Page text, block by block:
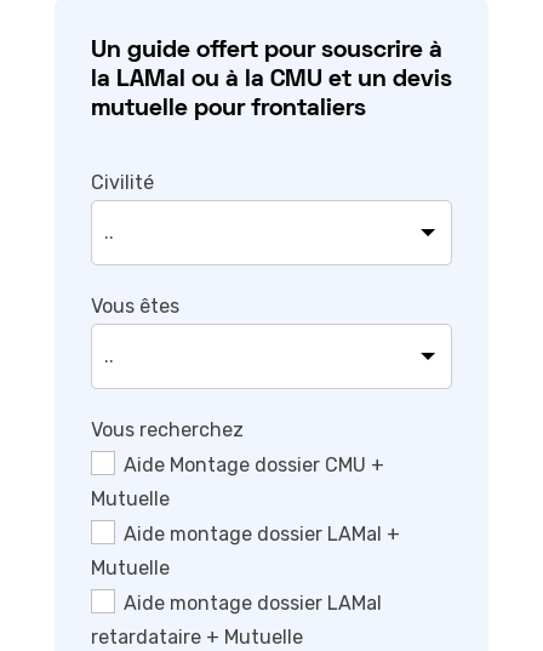
Un guide offert pour souscrire à
la LAMal ou à la CMU et un devis
mutuelle pour frontaliers
Civilité
Vous êtes
Vous recherchez
Aide Montage dossier CMU +
Mutuelle
Aide montage dossier LAMal +
Mutuelle
Aide montage dossier LAMal
retardataire + Mutuelle